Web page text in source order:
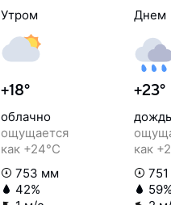
Утром
+18°
облачно
ощущается
как +24°C
753 мм
42%
Днем
+23°
дождь
как
59%